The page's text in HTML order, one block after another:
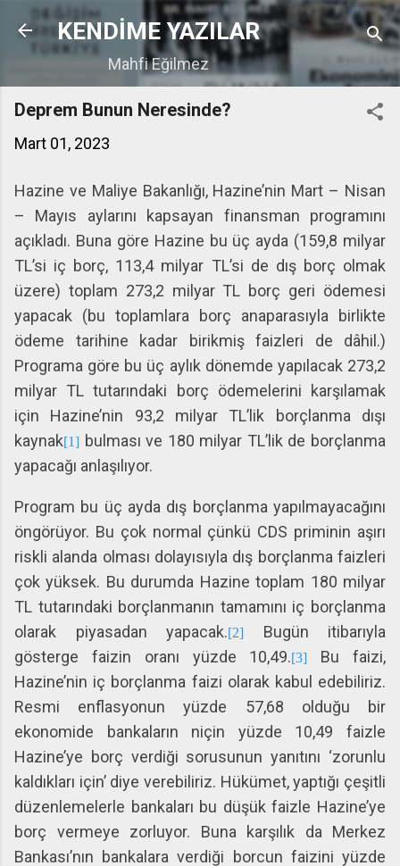
Ana içeriğe atla
KENDİME YAZILAR
Mahfi Eğilmez
Deprem Bunun Neresinde?
Mart 01, 2023
Hazine ve Maliye Bakanlığı, Hazine’nin Mart – Nisan
– Mayıs aylarını kapsayan finansman programını
açıkladı. Buna göre Hazine bu üç ayda (159,8 milyar
TL’si iç borç, 113,4 milyar TL’si de dış borç olmak
üzere) toplam 273,2 milyar TL borç geri ödemesi
yapacak (bu toplamlara borç anaparasıyla birlikte
ödeme tarihine kadar birikmiş faizleri de dâhil.)
Programa göre bu üç aylık dönemde yapılacak 273,2
milyar TL tutarındaki borç ödemelerini karşılamak
için Hazine’nin 93,2 milyar TL’lik borçlanma dışı
kaynak[1] bulması ve 180 milyar TL’lik de borçlanma
yapacağı anlaşılıyor.
Program bu üç ayda dış borçlanma yapılmayacağını
öngörüyor. Bu çok normal çünkü CDS priminin aşırı
riskli alanda olması dolayısıyla dış borçlanma faizleri
çok yüksek. Bu durumda Hazine toplam 180 milyar
TL tutarındaki borçlanmanın tamamını iç borçlanma
olarak piyasadan yapacak.[2]
Bugün itibarıyla
gösterge faizin oranı yüzde 10,49.[3]
Bu faizi,
Hazine’nin iç borçlanma faizi olarak kabul edebiliriz.
Resmi enflasyonun yüzde 57,68 olduğu bir
ekonomide bankaların niçin yüzde 10,49 faizle
Hazine’ye borç verdiği sorusunun yanıtını ‘zorunlu
kaldıkları için’ diye verebiliriz. Hükümet, yaptığı çeşitli
düzenlemelerle bankaları bu düşük faizle Hazine’ye
borç vermeye zorluyor. Buna karşılık da Merkez
Bankası’nın bankalara verdiği borcun faizini yüzde